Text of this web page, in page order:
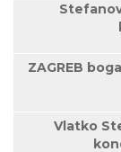
ZAGREB
Vlatko